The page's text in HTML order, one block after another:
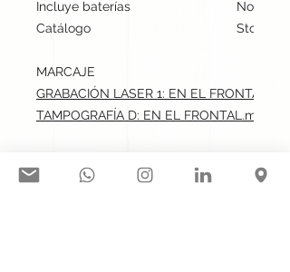
Incluye baterías
No
Catálogo
Stock
MARCAJE
GRABACIÓN LASER 1: EN EL
TAMPOGRAFÍA D: EN EL FRONTAL.max: